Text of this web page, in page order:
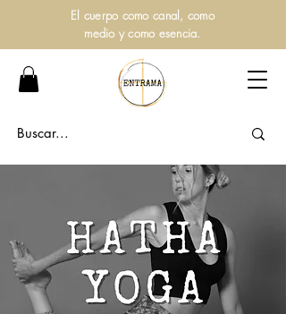
El cuerpo como canal, como
medio y como esencia.